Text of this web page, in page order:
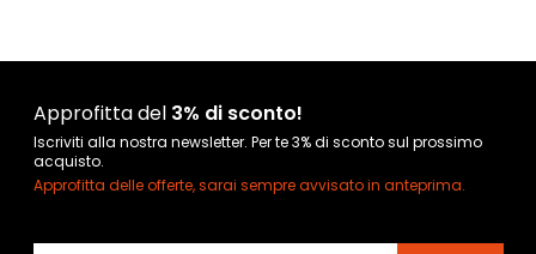
Approfitta del 3% di sconto!
Iscriviti alla nostra newsletter. Per te 3% di sconto sul prossimo
acquisto.
Approfitta delle offerte, sarai sempre avvisato in anteprima.